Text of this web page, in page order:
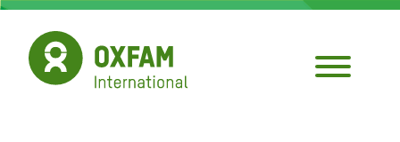
Pasar
contenido
principal